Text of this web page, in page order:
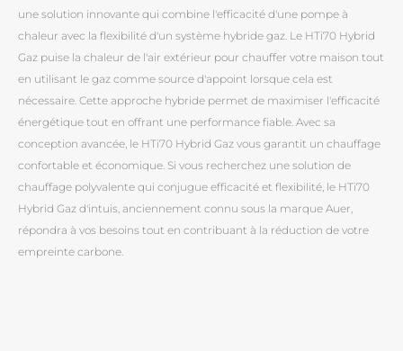
une solution innovante qui combine l'efficacité d'une pompe à
chaleur avec la flexibilité d'un système hybride gaz. Le HTi70 Hybrid
Gaz puise la chaleur de l'air extérieur pour chauffer votre maison tout
en utilisant le gaz comme source d'appoint lorsque cela est
nécessaire. Cette approche hybride permet de maximiser l'efficacité
énergétique tout en offrant une performance fiable. Avec sa
conception avancée, le HTi70 Hybrid Gaz vous garantit un chauffage
confortable et économique. Si vous recherchez une solution de
chauffage polyvalente qui conjugue efficacité et flexibilité, le HTi70
Hybrid Gaz d'intuis, anciennement connu sous la marque Auer,
répondra à vos besoins tout en contribuant à la réduction de votre
empreinte carbone.